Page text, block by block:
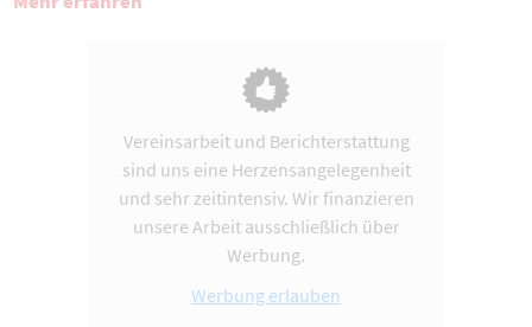
Vereinsarbeit und Berichterstattung
sind uns eine Herzensangelegenheit
und sehr zeitintensiv. Wir finanzieren
unsere Arbeit ausschließlich über
Werbung.
Werbung erlauben